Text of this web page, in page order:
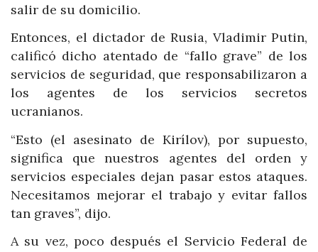
salir de su domicilio.
Entonces, el dictador de Rusia, Vladimir Putin,
calificó dicho atentado de “fallo grave” de los
servicios de seguridad, que responsabilizaron a
los agentes de los servicios secretos
ucranianos.
“Esto (el asesinato de Kirílov), por supuesto,
significa que nuestros agentes del orden y
servicios especiales dejan pasar estos ataques.
Necesitamos mejorar el trabajo y evitar fallos
tan graves”, dijo.
A su vez, poco después el Servicio Federal de